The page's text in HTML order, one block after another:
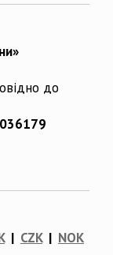
до
| CZK| NOK